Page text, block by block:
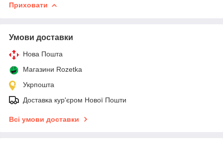
Приховати
Умови доставки
Нова Пошта
Магазини Rozetka
Укрпошта
Доставка кур'єром Нової Пошти
Всі умови доставки